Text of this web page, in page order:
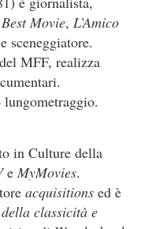
Best Movie, L’Amico
sceneggiatore.
MFF, realizza
in Culture della
e MyMovies.
acquisitions ed è
classicità e